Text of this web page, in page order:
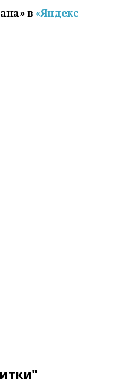
в «Яндекс